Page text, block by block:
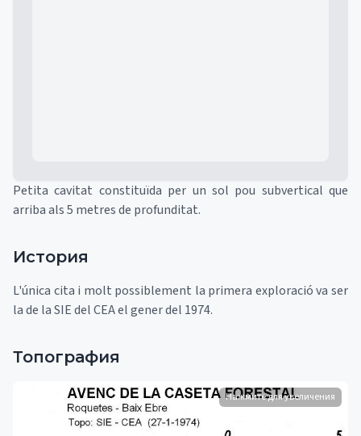
Petita cavitat constituïda per un sol pou subvertical que
arriba als 5 metres de profunditat.
История
L'única cita i molt possiblement la primera exploració va ser
la de la SIE del CEA el gener del 1974.
Топография
Нажмите для увеличения